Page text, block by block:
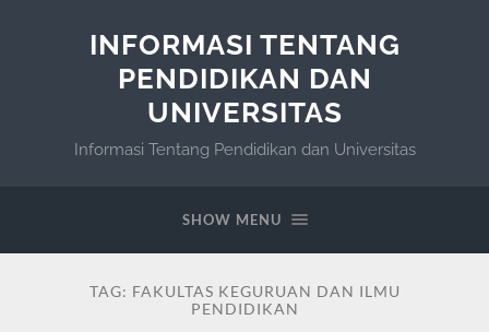
INFORMASI TENTANG
PENDIDIKAN DAN
UNIVERSITAS
Informasi Tentang Pendidikan dan Universitas
SHOW MENU
TAG: FAKULTAS KEGURUAN DAN ILMU
PENDIDIKAN